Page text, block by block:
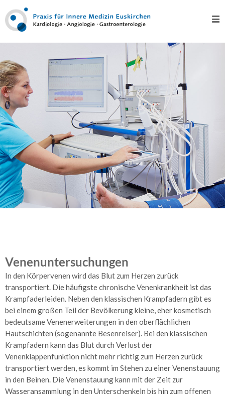
Venenuntersuchungen
In den Körpervenen wird das Blut zum Herzen zurück
transportiert. Die häufigste chronische Venenkrankheit ist das
Krampfaderleiden. Neben den klassischen Krampfadern gibt es
bei einem großen Teil der Bevölkerung kleine, eher kosmetisch
bedeutsame Venenerweiterungen in den oberflächlichen
Hautschichten (sogenannte Besenreiser). Bei den klassischen
Krampfadern kann das Blut durch Verlust der
Venenklappenfunktion nicht mehr richtig zum Herzen zurück
transportiert werden, es kommt im Stehen zu einer Venenstauung
in den Beinen. Die Venenstauung kann mit der Zeit zur
Wasseransammlung in den Unterschenkeln bis hin zum offenen
Home
Über
Kontakt
Leistungen
Kardiologie
–
Herz
und
Homemonitoring
Herzschrittmacher
Herz-
Ultraschall
Kardio-
MR
Herzkatheteruntersuchung
Angiologie
–